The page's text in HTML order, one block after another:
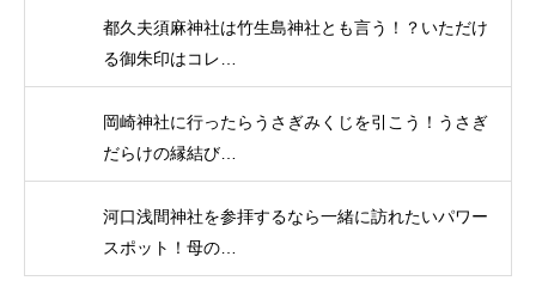
都久夫須麻神社は竹生島神社とも言う！？いただけ
る御朱印はコレ…
岡崎神社に行ったらうさぎみくじを引こう！うさぎ
だらけの縁結び…
河口浅間神社を参拝するなら一緒に訪れたいパワー
スポット！母の…